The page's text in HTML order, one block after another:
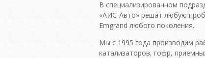
В специализированном
«АИС-Авто» решат любую
Emgrand любого поколения.
Мы с 1995 года производим
катализаторов, гофр,